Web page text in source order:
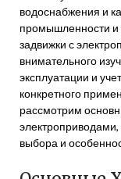
водоснабжения и
промышленности и
задвижки с
внимательного
эксплуатации и
конкретного
рассмотрим
выбора и